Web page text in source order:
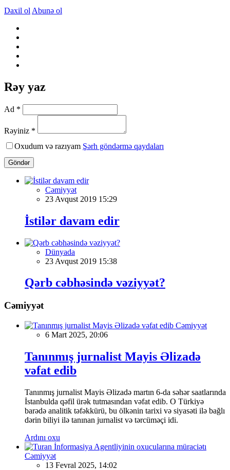
Daxil ol Abunə ol
Rəy yaz
Ad *
Rəyiniz *
Oxudum və razıyam Şərh göndərmə qaydaları
Göndər
Cəmiyyət
23 Avqust 2019 15:29
İstilər davam edir
Dünyada
23 Avqust 2019 15:38
Qərb cəbhəsində vəziyyət?
Cəmiyyət
Cəmiyyət
6 Mart 2025, 20:06
Tanınmış jurnalist Mayis Əlizadə
vəfat edib
Tanınmış jurnalist Mayis Əlizadə martın 6-da səhər saatlarında
İstanbulda qəfil ürək tutmasından vəfat edib. O Türkiyə
barədə analitik təfəkkürü, bu ölkənin tarixi və siyasəti ilə bağlı
dərin biliyi ilə tanınan jurnalist və tərcüməçi idi.
Ardını oxu
Cəmiyyət
13 Fevral 2025, 14:02